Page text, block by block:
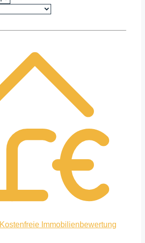
Kostenfreie Immobilienbewertung